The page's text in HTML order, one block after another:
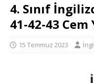
4. Sınıf
41-42-43 Cem
15 Temmuz 2023